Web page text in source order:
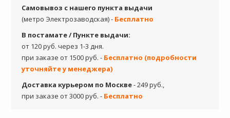
Самовывоз с нашего пункта выдачи
(метро Электрозаводская) - Бесплатно
В постамате / Пункте выдачи:
от 120 руб. через 1-3 дня.
при заказе от 1500 руб. - Бесплатно (подробности
уточняйте у менеджера)
Доставка курьером по Москве- 249 руб.,
при заказе от 3000 руб. - Бесплатно